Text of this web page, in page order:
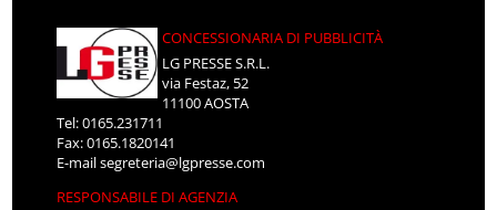
CONCESSIONARIA DI PUBBLICITÀ
LG PRESSE S.R.L.
via Festaz, 52
11100 AOSTA
Tel: 0165.231711
Fax: 0165.1820141
E-mailsegreteria@lgpresse.com
RESPONSABILE DI AGENZIA